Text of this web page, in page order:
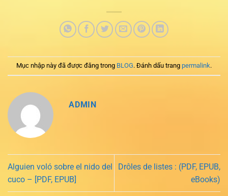
Mục nhập này đã được đăng trong BLOG. Đánh dấu trang permalink.
ADMIN
Alguien voló sobre el nido del
cuco – [PDF, EPUB]
Drôles de listes : (PDF, EPUB,
eBooks)